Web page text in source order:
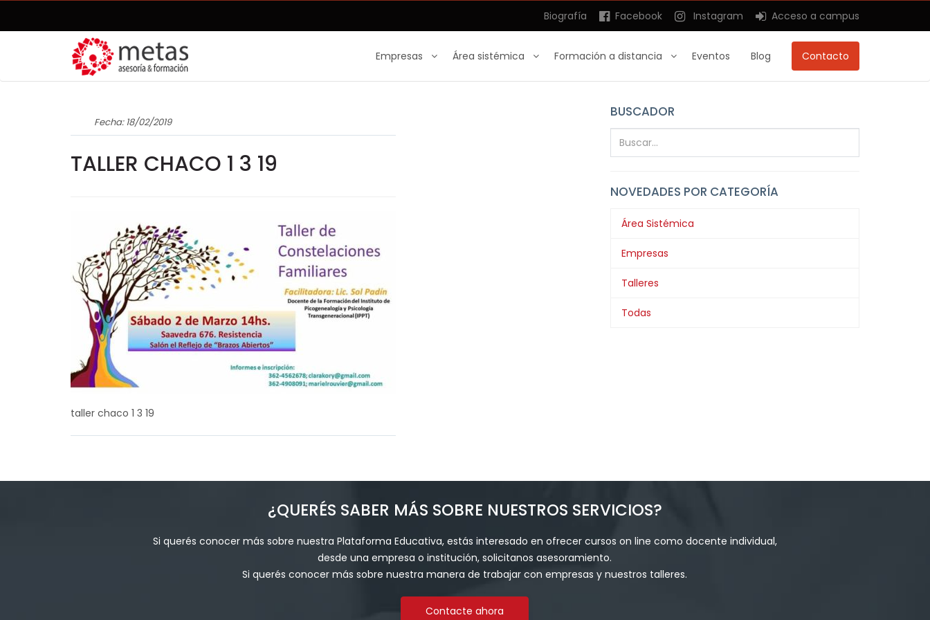
Biografía Facebook Instagram Acceso a campus
Empresas Área sistémica Formación a distancia Eventos Blog Contacto
Fecha: 18/02/2019
TALLER CHACO 1 3 19
taller chaco 1 3 19
BUSCADOR
NOVEDADES POR CATEGORÍA
Área Sistémica
Empresas
Talleres
Todas
¿QUERÉS SABER MÁS SOBRE NUESTROS SERVICIOS?
Si querés conocer más sobre nuestra Plataforma Educativa, estás interesado en ofrecer cursos on line como docente individual,
desde una empresa o institución, solicitanos asesoramiento.
Si querés conocer más sobre nuestra manera de trabajar con empresas y nuestros talleres.
Contacte ahora